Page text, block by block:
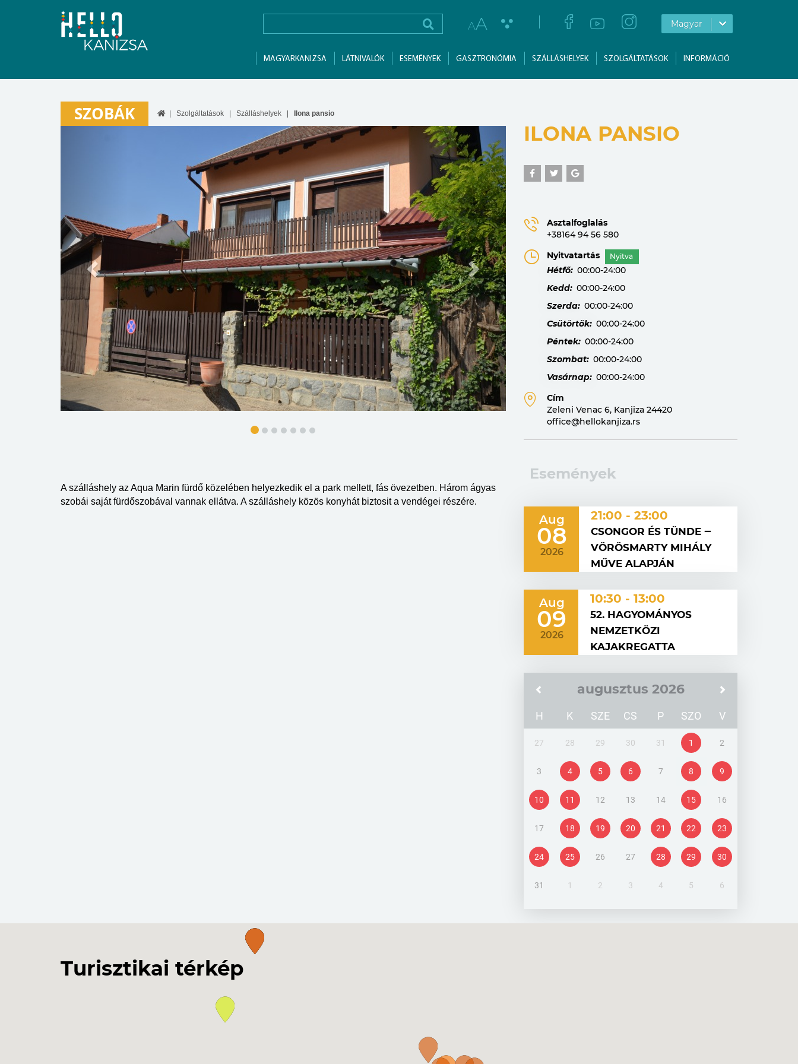
AA Magyar
MAGYARKANIZSA LÁTNIVALÓK ESEMÉNYEK GASZTRONÓMIA SZÁLLÁSHELYEK SZOLGÁLTATÁSOK INFORMÁCIÓ
SZOBÁK Szolgáltatások Szálláshelyek Ilona pansio
A szálláshely az Aqua Marin fürdő közelében helyezkedik el a park mellett, fás övezetben. Három ágyas
szobái saját fürdőszobával vannak ellátva. A szálláshely közös konyhát biztosit a vendégei részére.
ILONA PANSIO
Asztalfoglalás
+38164 94 56 580
Nyitvatartás
Nyitva
Hétfő: 00:00-24:00
Kedd: 00:00-24:00
Szerda: 00:00-24:00
Csütörtök: 00:00-24:00
Péntek: 00:00-24:00
Szombat: 00:00-24:00
Vasárnap: 00:00-24:00
Cím
Zeleni Venac 6, Kanjiza 24420
office@hellokanjiza.rs
Események
Aug
08
2026
21:00 - 23:00
CSONGOR ÉS TÜNDE ‒
VÖRÖSMARTY MIHÁLY
MŰVE ALAPJÁN
Aug
09
2026
10:30 - 13:00
52. HAGYOMÁNYOS
NEMZETKÖZI
KAJAKREGATTA
augusztus 2026
H K SZE CS P SZO V
27 28 29 30 31 1 2
3 4 5 6 7 8 9
10 11 12 13 14 15 16
17 18 19 20 21 22 23
24 25 26 27 28 29 30
31 1 2 3 4 5 6
Turisztikai térkép